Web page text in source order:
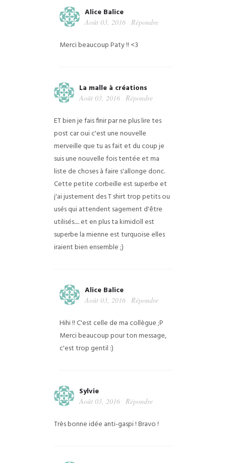
Alice Balice
Août 03, 2016 Répondre
Merci beaucoup Paty !! <3
La malle à créations
Août 03, 2016 Répondre
ET bien je fais finir par ne plus lire tes
post car oui c'est une nouvelle
merveille que tu as fait et du coup je
suis une nouvelle fois tentée et ma
liste de choses à faire s'allonge donc.
Cette petite corbeille est superbe et
j'ai justement des T shirt trop petits ou
usés qui attendent sagement d'être
utilisés..... et en plus ta kimidoll est
superbe la mienne est turquoise elles
iraient bien ensemble ;)
Alice Balice
Août 03, 2016 Répondre
Hihi !! C'est celle de ma collègue ;P
Merci beaucoup pour ton message,
c'est trop gentil :)
Sylvie
Août 03, 2016 Répondre
Très bonne idée anti-gaspi ! Bravo !